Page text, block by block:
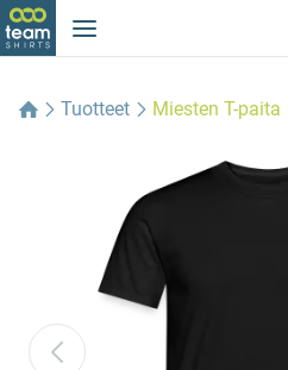
Tuotteet Miesten T-paita